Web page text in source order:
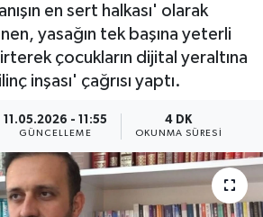
en sert halkası' olarak
yasağın tek başına yeterli
çocukların dijital yeraltına
inşası' çağrısı yaptı.
11.05.2026 - 11:55
GÜNCELLEME
4 DK
OKUNMA SÜRESI